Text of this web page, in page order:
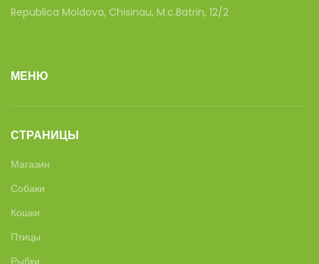
Republica Moldova, Chisinau, M.c.Batrin, 12/2
МЕНЮ
СТРАНИЦЫ
Магазин
Собаки
Кошки
Птицы
Рыбки